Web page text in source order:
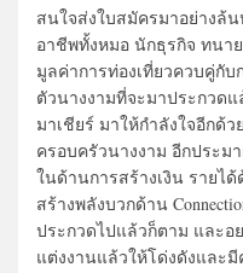
สนใจส่งใบสมัครมาอย่างล้
อาชีพทั้งหมอ นักธุรกิจ ทนา
มูลค่าการท่องเที่ยวควบคู่กั
ตัวนางงามที่จะมาประกวด
มาเชียร์ มาให้กำลังใจอีกด้ว
ครอบครัวนางงาม อีกประม
ในด้านการสร้างเงิน รายไ
สร้างพลังบวกด้าน
ประกวดไปแล้วก็ตาม และอ
แต่งงานแล้วให้โด่งดังและ